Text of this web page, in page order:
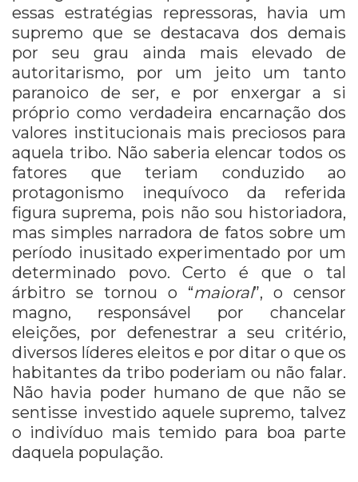
essas estratégias repressoras, havia um
supremo que se destacava dos demais
por seu grau ainda mais elevado de
autoritarismo, por um jeito um tanto
paranoico de ser, e por enxergar a si
próprio como verdadeira encarnação dos
valores institucionais mais preciosos para
aquela tribo. Não saberia elencar todos os
fatores que teriam conduzido ao
protagonismo inequívoco da referida
figura suprema, pois não sou historiadora,
mas simples narradora de fatos sobre um
período inusitado experimentado por um
determinado povo. Certo é que o tal
árbitro se tornou o “maioral”, o censor
magno, responsável por chancelar
eleições, por defenestrar a seu critério,
diversos líderes eleitos e por ditar o que os
habitantes da tribo poderiam ou não falar.
Não havia poder humano de que não se
sentisse investido aquele supremo, talvez
o indivíduo mais temido para boa parte
daquela população.